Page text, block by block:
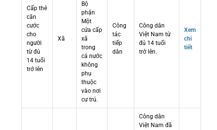
Cấp thẻ
căn
cước
cho
người
từ đủ
14 tuổi
trở lên
Xã
Bộ
phận
Một
cửa cấp
xã
trong
cả nước
không
phụ
thuộc
vào nơi
cư trú.
Công
tác
tiếp
dân
Công dân
Việt Nam từ
đủ 14 tuổi
trở lên.
Xem
chi
tiết
Công dân
Việt Nam đã